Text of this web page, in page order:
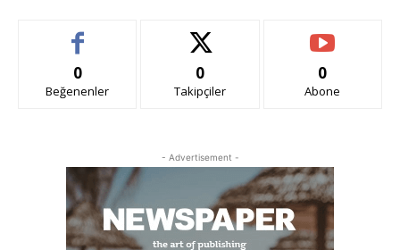
0
Beğenenler
0
Takipçiler
0
Abone
- Advertisement -